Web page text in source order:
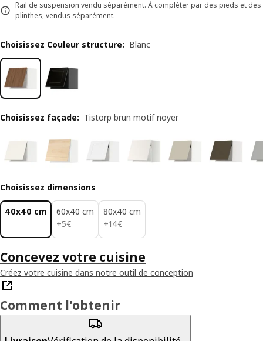
Rail de suspension vendu séparément. À compléter par des pieds et des
plinthes, vendus séparément.
Choisissez Couleur structure: Blanc
Choisissez façade: Tistorp brun motif noyer
Choisissez dimensions
40x40 cm
60x40 cm
+5€
5€
80x40 cm
+14€
14€
Concevez votre cuisine
Créez votre cuisine dans notre outil de conception
Comment l'obtenir